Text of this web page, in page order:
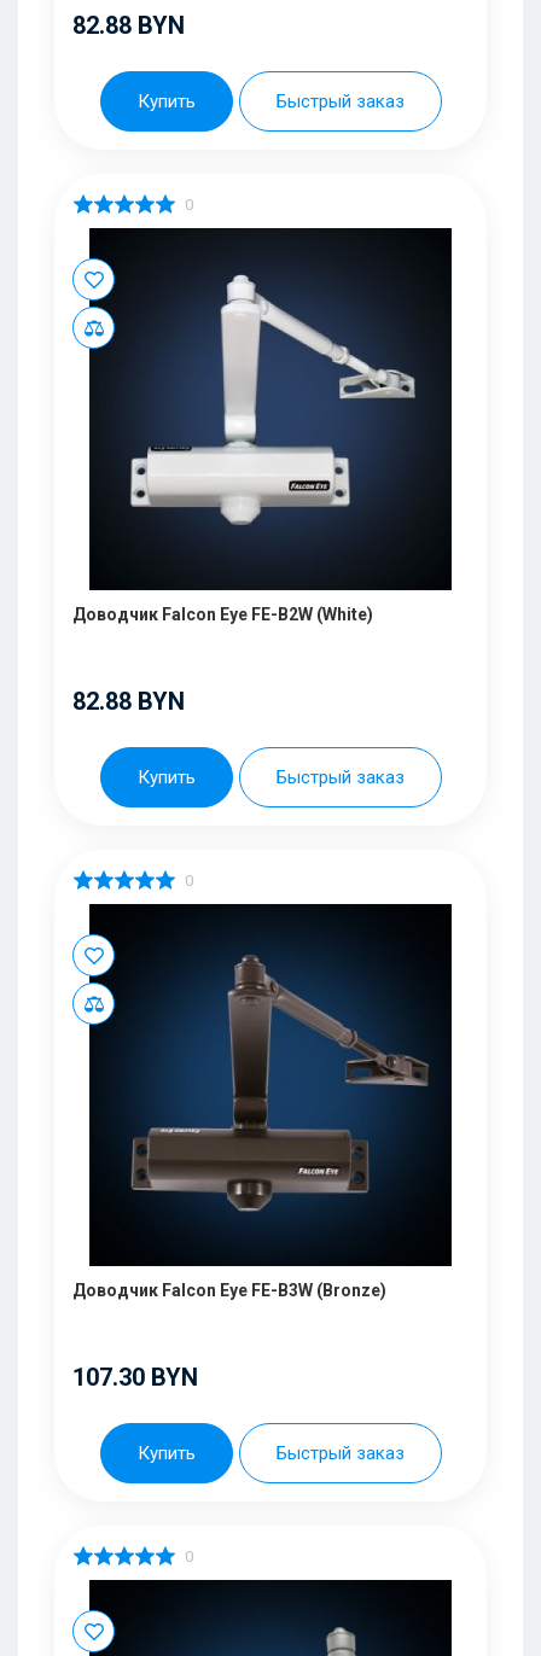
82.88 BYN
Купить Быстрый заказ
0
Доводчик Falcon Eye FE-B2W (White)
82.88 BYN
Купить Быстрый заказ
0
Доводчик Falcon Eye FE-B3W (Bronze)
107.30 BYN
Купить Быстрый заказ
0